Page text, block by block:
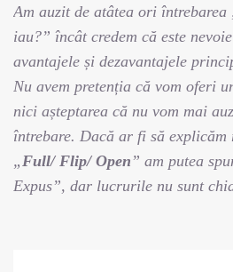
Am auzit de atâtea ori întrebarea
iau?” încât credem că este
avantajele și dezavantajele
Nu avem pretenția că vom oferi
nici așteptarea că nu vom mai
întrebare. Dacă ar fi să
„ Full/ Flip/ Open” am putea
Expus”, dar lucrurile nu sunt